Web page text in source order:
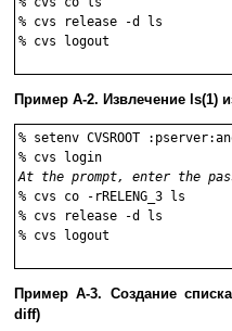
% cvs release -d ls
% cvs logout
Пример A-2. Извлечение ls(1)
% setenv CVSROOT
% cvs login
At the prompt, enter the
% cvs co -rRELENG_3 ls
% cvs release -d ls
% cvs logout
Пример A-3. Создание
diff)